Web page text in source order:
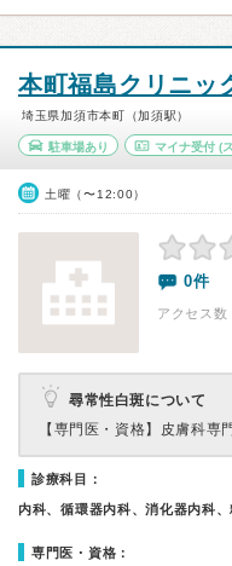
本町福島クリニッ
埼玉県加須市本町（加須駅）
駐車場あり マイナ受付(
土曜（〜12:00）
0件
アクセス
尋常性白斑について
【専門医・資格】 皮膚科専
診療科目：
内科、循環器内科、消化器内科
専門医・資格：